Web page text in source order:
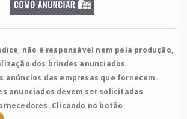
não é responsável nem pela produção,
dos brindes anunciados.
anúncios das empresas que fornecem.
anunciados devem ser solicitadas
Clicando no botão